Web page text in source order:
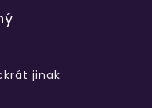
jinak